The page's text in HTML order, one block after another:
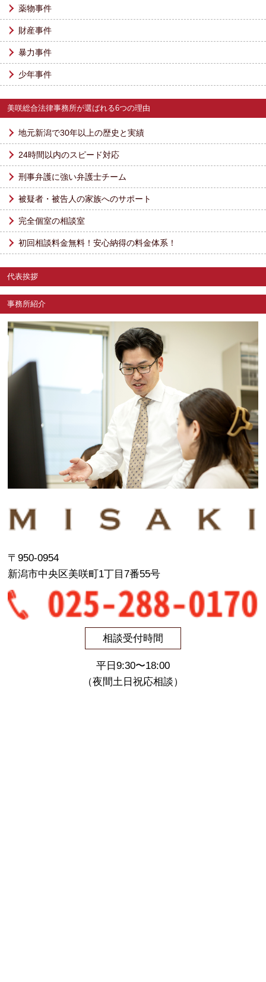
薬物事件
財産事件
暴力事件
少年事件
美咲総合法律事務所が選ばれる6つの理由
地元新潟で30年以上の歴史と実績
24時間以内のスピード対応
刑事弁護に強い弁護士チーム
被疑者・被告人の家族へのサポート
完全個室の相談室
初回相談料金無料！安心納得の料金体系！
代表挨拶
事務所紹介
〒950-0954
新潟市中央区美咲町1丁目7番55号
相談受付時間
平日9:30〜18:00
（夜間土日祝応相談）